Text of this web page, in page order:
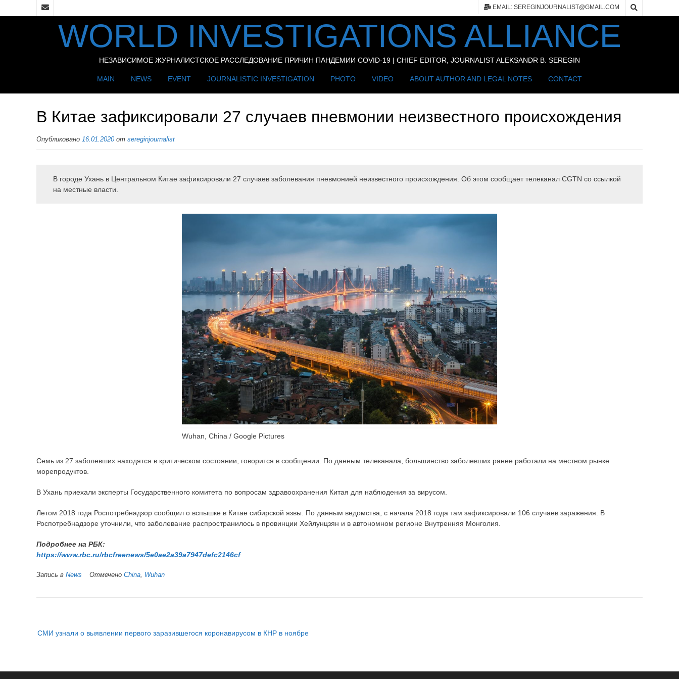
EMAIL: SEREGINJOURNALIST@GMAIL.COM
WORLD INVESTIGATIONS ALLIANCE
НЕЗАВИСИМОЕ ЖУРНАЛИСТСКОЕ РАССЛЕДОВАНИЕ ПРИЧИН ПАНДЕМИИ COVID-19 | CHIEF EDITOR, JOURNALIST ALEKSANDR B. SEREGIN
MAIN NEWS EVENT JOURNALISTIC INVESTIGATION PHOTO VIDEO ABOUT AUTHOR AND LEGAL NOTES CONTACT
В Китае зафиксировали 27 случаев пневмонии неизвестного происхождения
Опубликовано 16.01.2020 от sereginjournalist
В городе Ухань в Центральном Китае зафиксировали 27 случаев заболевания пневмонией неизвестного происхождения. Об этом сообщает телеканал CGTN со ссылкой
на местные власти.
Wuhan, China / Google Pictures
Семь из 27 заболевших находятся в критическом состоянии, говорится в сообщении. По данным телеканала, большинство заболевших ранее работали на местном рынке
морепродуктов.
В Ухань приехали эксперты Государственного комитета по вопросам здравоохранения Китая для наблюдения за вирусом.
Летом 2018 года Роспотребнадзор сообщил о вспышке в Китае сибирской язвы. По данным ведомства, с начала 2018 года там зафиксировали 106 случаев заражения. В
Роспотребнадзоре уточнили, что заболевание распространилось в провинции Хейлунцзян и в автономном регионе Внутренняя Монголия.
Подробнее на РБК:
https://www.rbc.ru/rbcfreenews/5e0ae2a39a7947defc2146cf
Запись в News Отмечено China, Wuhan
а
СМИ узнали о выявлении первого заразившегося коронавирусом в КНР в ноябре